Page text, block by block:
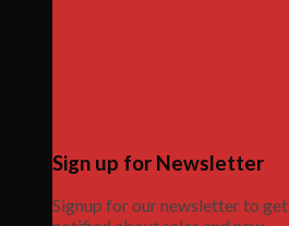
Sign up for Newsletter
Signup for our newsletter to get